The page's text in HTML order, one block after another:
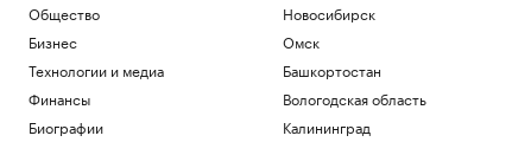
Общество
Бизнес
Технологии и медиа
Финансы
Биографии
Новосибирск
Омск
Башкортостан
Вологодская область
Калининград